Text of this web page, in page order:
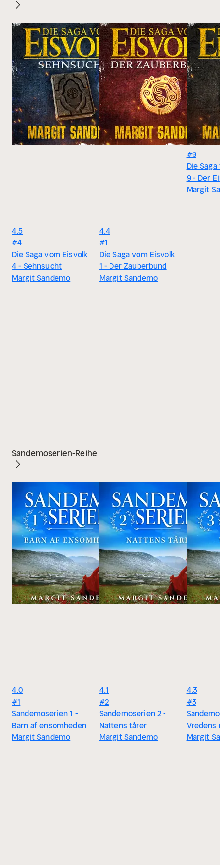
4.5
#4
Die Saga vom Eisvolk
4 - Sehnsucht
Margit Sandemo
4.4
#1
Die Saga vom Eisvolk
1 - Der Zauberbund
Margit Sandemo
#9
Die
9 - Der
Margit
Sandemoserien-Reihe
4.0
#1
Sandemoserien 1 -
Barn af ensomheden
Margit Sandemo
4.1
#2
Sandemoserien 2 -
Nattens tårer
Margit Sandemo
4.3
#3
Vredens
Margit